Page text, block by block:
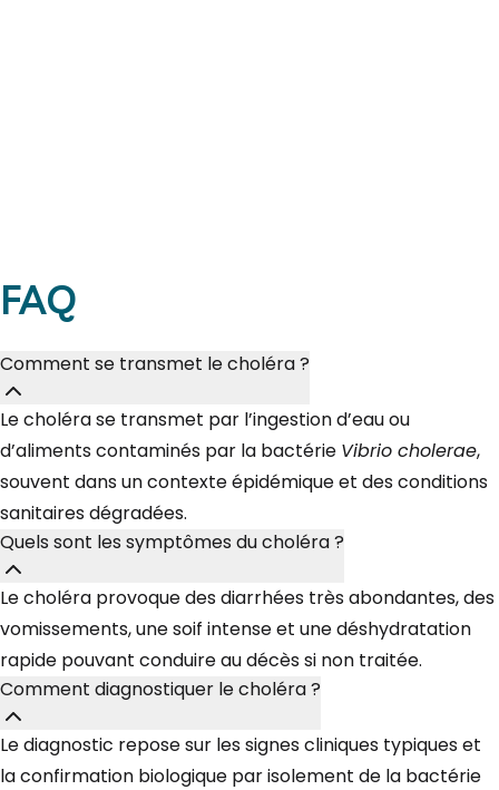
FAQ
Comment se transmet le choléra ?
Le choléra se transmet par l’ingestion d’eau ou
d’aliments contaminés par la bactérie Vibrio cholerae,
souvent dans un contexte épidémique et des conditions
sanitaires dégradées.
Quels sont les symptômes du choléra ?
Le choléra provoque des diarrhées très abondantes, des
vomissements, une soif intense et une déshydratation
rapide pouvant conduire au décès si non traitée.
Comment diagnostiquer le choléra ?
Le diagnostic repose sur les signes cliniques typiques et
la confirmation biologique par isolement de la bactérie